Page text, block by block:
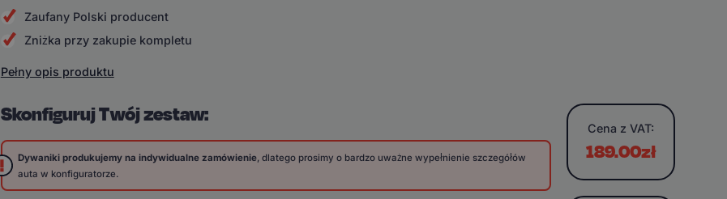
Zaufany Polski producent
Zniżka przy zakupie kompletu
Pełny opis produktu
Skonfiguruj Twój zestaw:
Dywaniki produkujemy na indywidualne zamówienie, dlatego prosimy o bardzo uważne wypełnienie szczegółów
auta w konfiguratorze.
Cena z VAT:
189.00zł